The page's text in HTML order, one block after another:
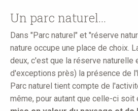
Un parc naturel...
Dans "Parc naturel" et "réserve
nature occupe une place de choix.
deux, c'est que la réserve naturelle
d'exceptions près) la présence de
Parc naturel tient compte de
même, pour autant que celle-ci soit